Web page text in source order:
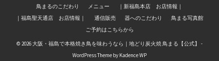
鳥まるのこだわり
メニュー
｜新福島本店 お店情報｜
｜福島聖天通店 お店情報｜
通信販売 器へのこだわり
鳥まる写真館
ご予約はこちらから
© 2026 大阪・福島で本格焼き鳥を味わうなら｜地どり炭火焼 鳥まる【公式】 -
WordPress Theme by Kadence WP